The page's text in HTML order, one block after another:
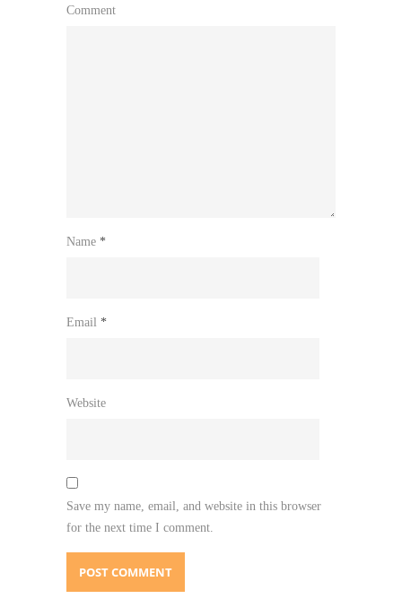
Comment
Name *
Email *
Website
Save my name, email, and website in this browser
for the next time I comment.